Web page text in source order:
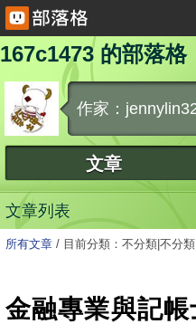
167c1473 的部落格
作家：
文章
文章列表
所有文章 / 目前分類：不分類|不分類
金融專業與記